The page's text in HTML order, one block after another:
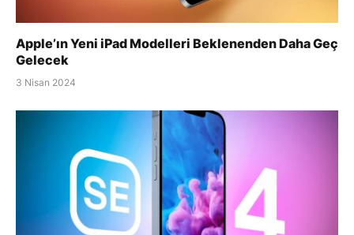
Apple’ın Yeni iPad Modelleri Beklenenden Daha Geç
Gelecek
3 Nisan 2024